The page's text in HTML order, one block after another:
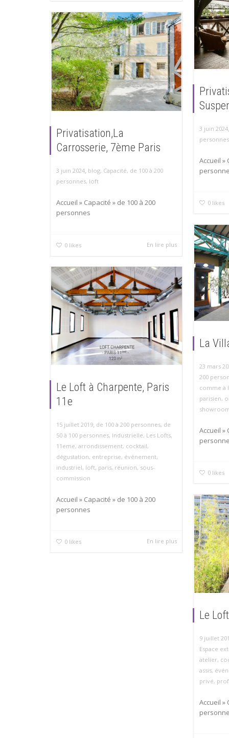
3 juin 2024,
personnes
Accueil »
0 likes
Privatisation,La
Carrosserie, 7ème Paris
3 juin 2024, blog, Capacité, de 100 à 200
personnes, loft
Accueil » Capacité » de 100 à 200
personnes
0 likes En lire plus
La
23 mars
200
comme à
parisien,
Accueil »
0 likes
Le Loft à Charpente, Paris
11e
15 juillet 2019, de 100 à 200 personnes, de
50 à 100 personnes, Industrielle, Les Lofts,
11eme, arrondissement, cocktail,
dégustation, entreprise, événement,
industriel, loft, paris, réunion, sous-
commission
Accueil » Capacité » de 100 à 200
personnes
0 likes En lire plus
Le
9 juillet
Espace
atelier,
assis,
privé,
Accueil »